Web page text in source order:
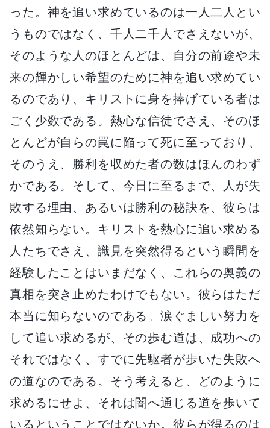
った。神を追い求めているのは一人二人とい
うものではなく、千人二千人でさえないが、
そのような人のほとんどは、自分の前途や未
来の輝かしい希望のために神を追い求めてい
るのであり、キリストに身を捧げている者は
ごく少数である。熱心な信徒でさえ、そのほ
とんどが自らの罠に陥って死に至っており、
そのうえ、勝利を収めた者の数はほんのわず
かである。そして、今日に至るまで、人が失
敗する理由、あるいは勝利の秘訣を、彼らは
依然知らない。キリストを熱心に追い求める
人たちでさえ、識見を突然得るという瞬間を
経験したことはいまだなく、これらの奥義の
真相を突き止めたわけでもない。彼らはただ
本当に知らないのである。涙ぐましい努力を
して追い求めるが、その歩む道は、成功への
それではなく、すでに先駆者が歩いた失敗へ
の道なのである。そう考えると、どのように
求めるにせよ、それは闇へ通じる道を歩いて
いるということではないか。彼らが得るのは